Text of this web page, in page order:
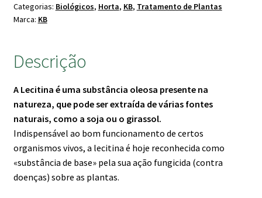
Categorias: Biológicos, Horta, KB, Tratamento de Plantas
Marca: KB
Descrição
A Lecitina é uma substância oleosa presente na
natureza, que pode ser extraída de várias fontes
naturais, como a soja ou o girassol.
Indispensável ao bom funcionamento de certos
organismos vivos, a lecitina é hoje reconhecida como
«substância de base» pela sua ação fungicida (contra
doenças) sobre as plantas.